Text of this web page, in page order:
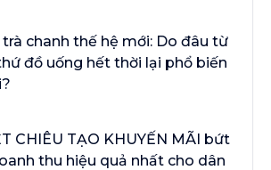
chanh thế hệ mới: Do đâu từ
đồ uống hết thời lại phổ biến
CHIÊU TẠO KHUYẾN MÃI bứt
thu hiệu quả nhất cho dân